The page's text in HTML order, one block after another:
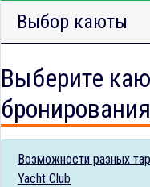
Выбор каюты
Выберите
бронирования
Возможности разных
Yacht Club